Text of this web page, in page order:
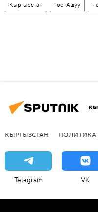
Кыргызстан Тоо-Ашуу
КЫРГЫЗСТАН ПОЛИТИКА
Telegram VK